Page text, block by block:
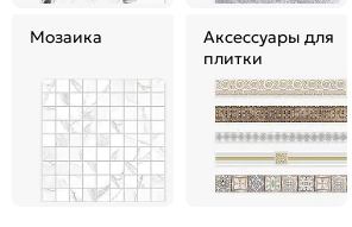
Мозаика
Аксессуары для
плитки